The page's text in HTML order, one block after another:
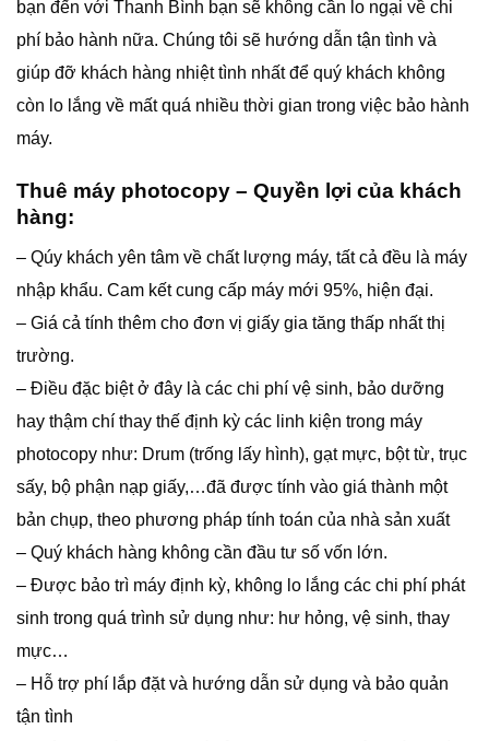
bạn đến với Thanh Bình bạn sẽ không cần lo ngại về chi
phí bảo hành nữa. Chúng tôi sẽ hướng dẫn tận tình và
giúp đỡ khách hàng nhiệt tình nhất để quý khách không
còn lo lắng về mất quá nhiều thời gian trong việc bảo hành
máy.
Thuê máy photocopy – Quyền lợi của khách
hàng:
– Qúy khách yên tâm về chất lượng máy, tất cả đều là máy
nhập khẩu. Cam kết cung cấp máy mới 95%, hiện đại.
– Giá cả tính thêm cho đơn vị giấy gia tăng thấp nhất thị
trường.
– Điều đặc biệt ở đây là các chi phí vệ sinh, bảo dưỡng
hay thậm chí thay thế định kỳ các linh kiện trong máy
photocopy như: Drum (trống lấy hình), gạt mực, bột từ, trục
sấy, bộ phận nạp giấy,…đã được tính vào giá thành một
bản chụp, theo phương pháp tính toán của nhà sản xuất
– Quý khách hàng không cần đầu tư số vốn lớn.
– Được bảo trì máy định kỳ, không lo lắng các chi phí phát
sinh trong quá trình sử dụng như: hư hỏng, vệ sinh, thay
mực…
– Hỗ trợ phí lắp đặt và hướng dẫn sử dụng và bảo quản
tận tình